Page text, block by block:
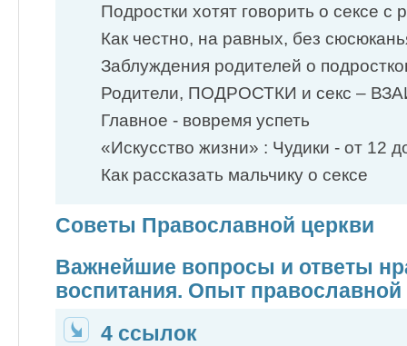
Подростки хотят говорить о сексе с
Как честно, на равных, без
Заблуждения родителей о
Родители, ПОДРОСТКИ и секс –
Главное - вовремя успеть
«Искусство жизни» : Чудики - от 12
Как рассказать мальчику о сексе
Советы Православной церкви
Важнейшие вопросы и ответы
воспитания. Опыт православной
4 ссылок